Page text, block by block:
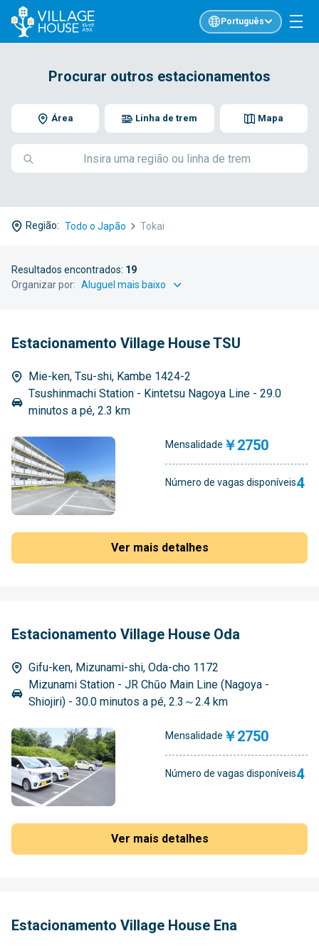
Português
Procurar outros estacionamentos
Área Mapa
Linha de trem
Região: Todo o Japão Tokai
Resultados encontrados: 19
Organizar por:
Estacionamento Village House TSU
Mie-ken, Tsu-shi, Kambe 1424-2
Tsushinmachi Station - Kintetsu Nagoya Line - 29.0
minutos a pé, 2.3 km
Mensalidade ￥2750
Número de vagas disponíveis4
Ver mais detalhes
Estacionamento Village House Oda
Gifu-ken, Mizunami-shi, Oda-cho 1172
Mizunami Station - JR Chūo Main Line (Nagoya -
Shiojiri) - 30.0 minutos a pé, 2.3～2.4 km
Mensalidade ￥2750
Número de vagas disponíveis4
Ver mais detalhes
Estacionamento Village House Ena